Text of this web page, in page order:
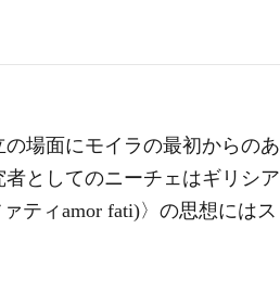
場面にモイラの最初からのあ
としてのニーチェはギリシア
ティamor fati)〉の思想にはス